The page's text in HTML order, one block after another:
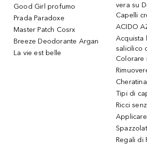
Good Girl profumo
Prada Paradoxe
Master Patch Cosrx
Breeze Deodorante Argan
La vie est belle
vera su
Capelli
ACIDO
Acquista
salicilico
Colorare
Tipi di
Ricci
Regali di